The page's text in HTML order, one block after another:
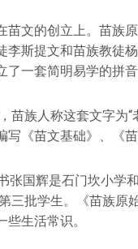
苗文的创立上。苗族
李斯提文和苗族教徒
一套简明易学的拼音
苗族人称这套文字为
《苗文基础》、《
张国辉是石门坎小学
三批学生。《苗族原
生活常识。